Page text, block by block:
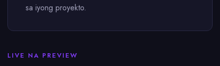
sa iyong proyekto.
LIVE NA PREVIEW